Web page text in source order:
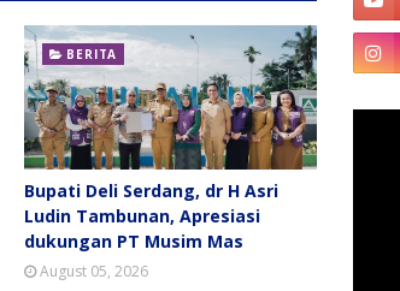
BERITA
Bupati Deli Serdang, dr H Asri
Ludin Tambunan, Apresiasi
dukungan PT Musim Mas
August 05, 2026